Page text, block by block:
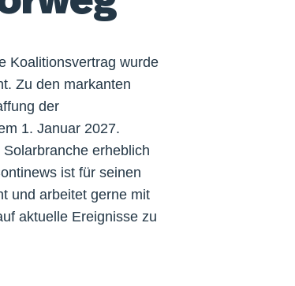
Koalitionsvertrag wurde
Zu den markanten
der
1. Januar 2027.
erheblich
ist für seinen
und arbeitet gerne mit
aktuelle Ereignisse zu